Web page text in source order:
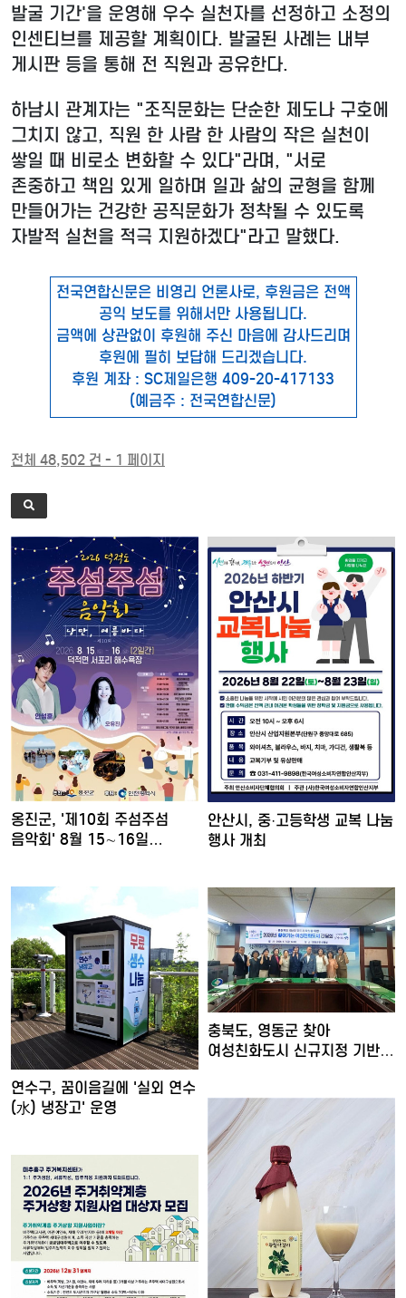
발굴 기간'을 운영해 우수 실천자를 선정하고 소정의
인센티브를 제공할 계획이다. 발굴된 사례는 내부
게시판 등을 통해 전 직원과 공유한다.
하남시 관계자는 "조직문화는 단순한 제도나 구호에
그치지 않고, 직원 한 사람 한 사람의 작은 실천이
쌓일 때 비로소 변화할 수 있다"라며, "서로
존중하고 책임 있게 일하며 일과 삶의 균형을 함께
만들어가는 건강한 공직문화가 정착될 수 있도록
자발적 실천을 적극 지원하겠다"라고 말했다.
전국연합신문은 비영리 언론사로, 후원금은 전액
공익 보도를 위해서만 사용됩니다.
금액에 상관없이 후원해 주신 마음에 감사드리며
후원에 필히 보답해 드리겠습니다.
후원 계좌 : SC제일은행 409-20-417133
(예금주 : 전국연합신문)
전체 48,502 건 - 1 페이지
옹진군, '제10회 주섬주섬
음악회' 8월 15∼16일…
안산시, 중·고등학생 교복 나눔
행사 개최
연수구, 꿈이음길에 '실외 연수
(水) 냉장고' 운영
충북도, 영동군 찾아
여성친화도시 신규지정 기반